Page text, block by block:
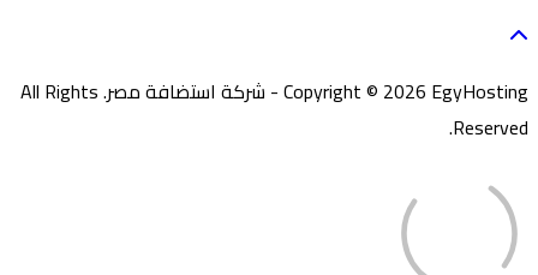
Copyright © 2026 EgyHosting - شركة استضافة مصر. All Rights
Reserved.